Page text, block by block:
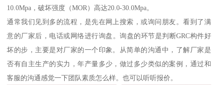
10.0Mpa，破坏强度（MOR）高达20.0-30.0Mpa。
通常我们见到多的流程，是先在网上搜索，或询问朋友。看到了满
意的厂家后，电话或网络进行询盘。询盘的环节是判断GRC构件好
坏的步，主要是对厂家的一个印象。从简单的沟通中，了解厂家是
否有自主生产的实力，年产量多少，做过多少类似的案例，通过和
客服的沟通感觉一下团队素质怎么样。也可以听听报价。